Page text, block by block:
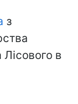
з
Лісового в